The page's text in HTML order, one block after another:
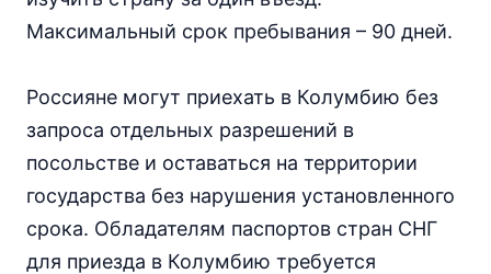
Максимальный срок пребывания – 90 дней.
Россияне могут приехать в Колумбию без
запроса отдельных разрешений в
посольстве и оставаться на территории
государства без нарушения установленного
срока. Обладателям паспортов стран СНГ
для приезда в Колумбию требуется